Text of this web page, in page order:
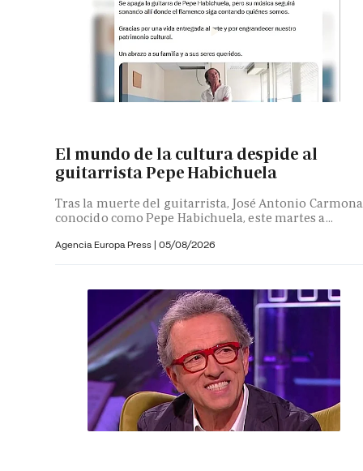
El mundo de la cultura despide al
guitarrista Pepe Habichuela
Tras la muerte del guitarrista, José Antonio
conocido como Pepe Habichuela, este martes a...
Agencia Europa Press | 05/08/2026